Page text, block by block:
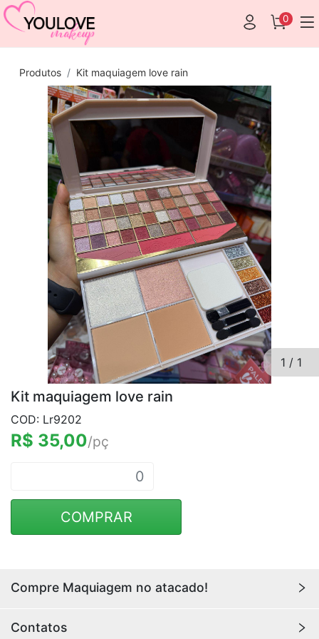
0
Produtos Kit maquiagem love rain
1 / 1
Kit maquiagem love rain
COD: Lr9202
R$ 35,00/pç
COMPRAR
Compre Maquiagem no atacado!
com os melhores preços. Acesse a loja da
Contatos